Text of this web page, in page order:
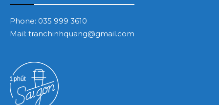
Phone: 035 999 3610
Mail: tranchinhquang@gmail.com